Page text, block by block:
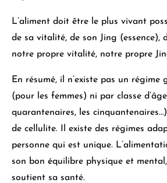
L’aliment doit être le plus vivant
de sa vitalité, de son Jing (essence),
notre propre vitalité, notre propre
En résumé, il n’existe pas un régime
(pour les femmes) ni par classe
quarantenaires, les
de cellulite.
Il existe des régimes
personne qui est unique.
son bon équilibre physique et
soutient sa santé.